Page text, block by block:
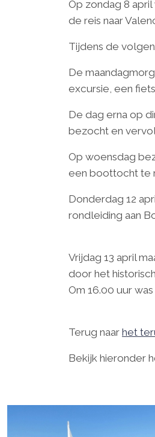
Op zondag 8
de reis naar
Tijdens de
De
excursie, een
De dag erna op
bezocht en
Op woensdag
een boottocht te
Donderdag 12
rondleiding aan
Vrijdag 13 april
door het
Om 16.00 uur
Terug naar het
Bekijk hieronder